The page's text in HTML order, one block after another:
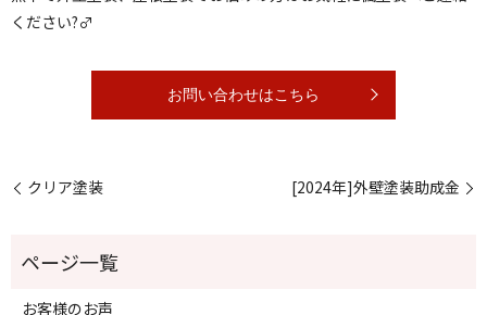
ください?‍♂️
お問い合わせはこちら
クリア塗装 [2024年]外壁塗装助成金
お客様のお声